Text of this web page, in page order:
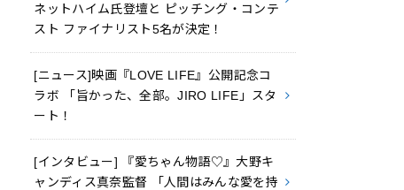
ネットハイム氏登壇と ピッチング・コンテ
スト ファイナリスト5名が決定！
[ニュース]映画『LOVE LIFE』公開記念コ
ラボ 「旨かった、全部。JIRO LIFE」スタ
ート！
[インタビュー] 『愛ちゃん物語♡』大野キ
ャンディス真奈監督 「人間はみんな愛を持